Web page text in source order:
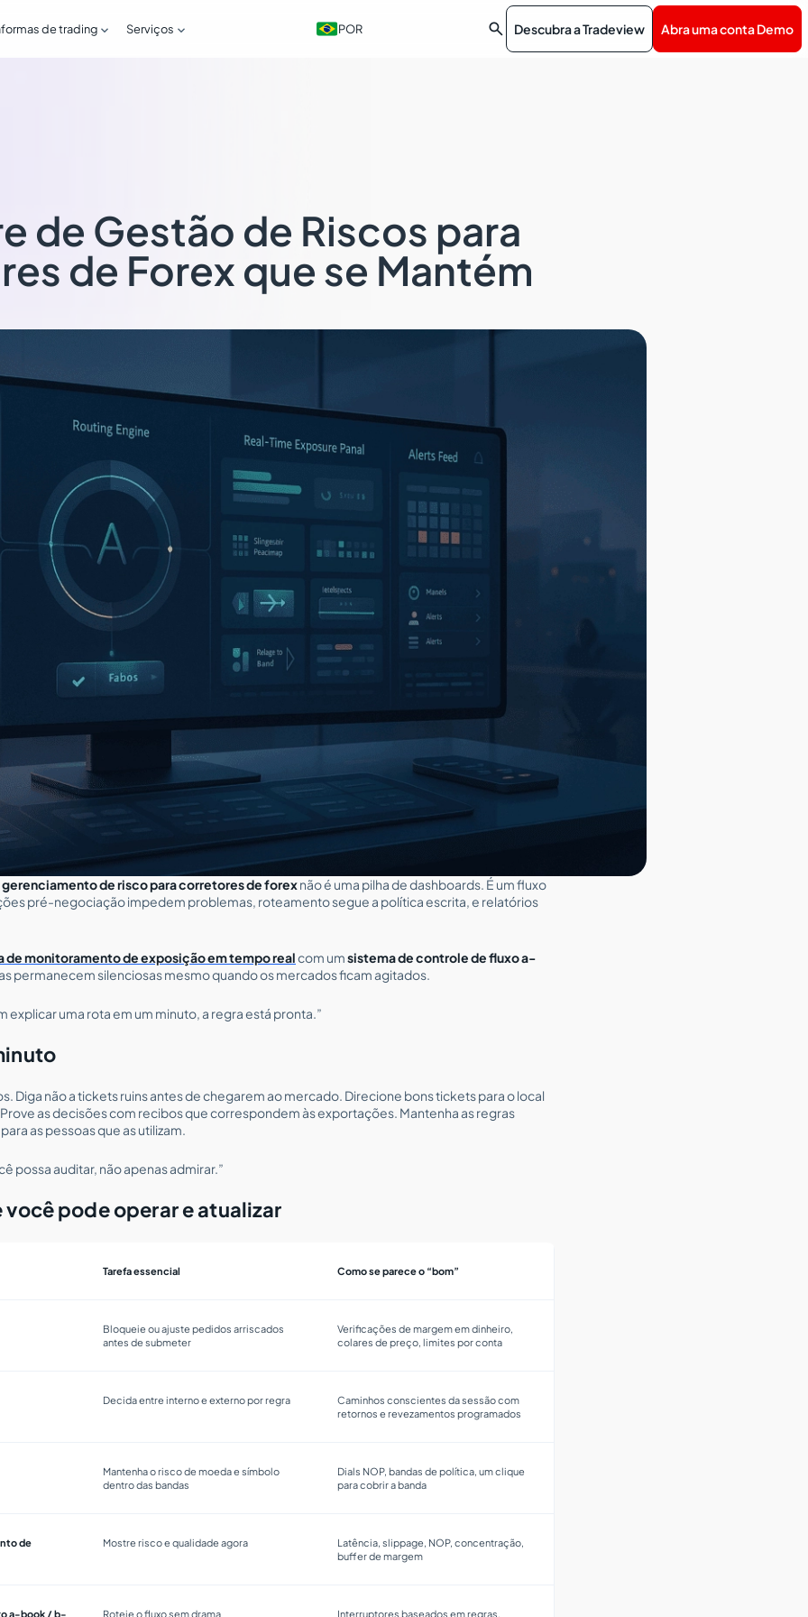
de trading Serviços  POR  Descubra a Tradeview Abra uma conta Demo
de Gestão de Riscos para
de Forex que se Mantém
gerenciamento de risco para corretores de forexnão é uma pilha de dashboards. É um fluxo
pré-negociação impedem problemas, roteamento segue a política escrita, e relatórios
de monitoramento de exposição em tempo realcom umsistema de controle de fluxo a-
permanecem silenciosas mesmo quando os mercados ficam agitados.
explicar uma rota em um minuto, a regra está pronta.”
Diga não a tickets ruins antes de chegarem ao mercado. Direcione bons tickets para o local
as decisões com recibos que correspondem às exportações. Mantenha as regras
as pessoas que as utilizam.
possa auditar, não apenas admirar.”
pode operar e atualizar
Tarefa essencial Como se parece o “bom”
Bloqueie ou ajuste pedidos arriscados
antes de submeter
Verificações de margem em dinheiro,
colares de preço, limites por conta
Decida entre interno e externo por regra
Caminhos conscientes da sessão com
retornos e revezamentos programados
Mantenha o risco de moeda e símbolo
dentro das bandas
Dials NOP, bandas de política, um clique
para cobrir a banda
de Mostre risco e qualidade agora
Latência, slippage, NOP, concentração,
buffer de margem
a-book / b- Roteie o fluxo sem drama Interruptores baseados em regras,